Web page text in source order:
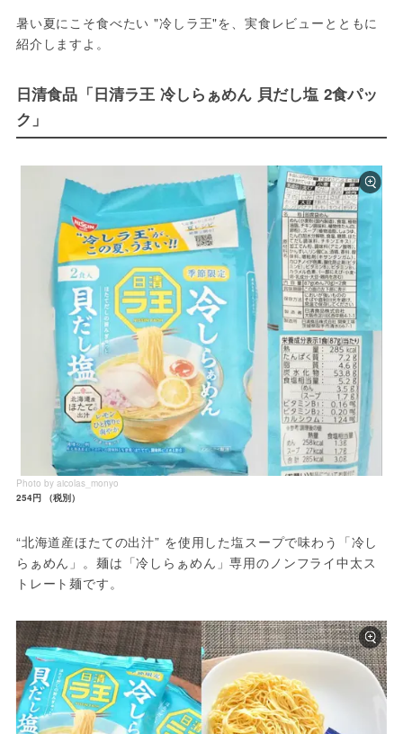
暑い夏にこそ食べたい "冷しラ王"を、実食レビューとともに
紹介しますよ。
日清食品「日清ラ王 冷しらぁめん 貝だし塩 2食パッ
ク」
Photo by aicolas_monyo
254円 （税別）
“北海道産ほたての出汁” を使用した塩スープで味わう「冷し
らぁめん」。麺は「冷しらぁめん」専用のノンフライ中太ス
トレート麺です。